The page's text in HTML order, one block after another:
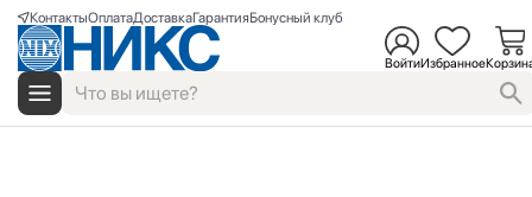
КонтактыОплатаДоставкаГарантияБонусный клуб
ВойтиИзбранное